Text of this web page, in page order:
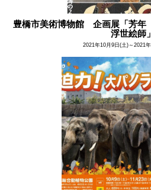
豊橋市美術博物館 企画展「芳
浮世絵師」
2021年10月9日(土)～2021